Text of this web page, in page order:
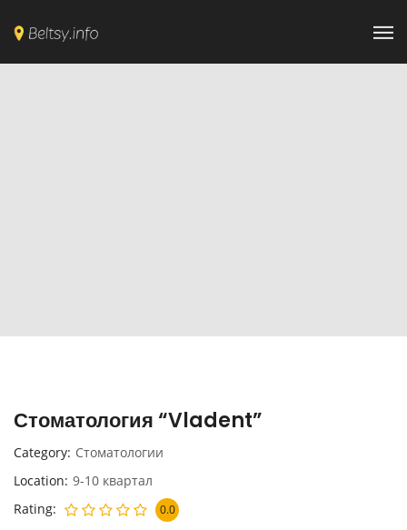
Стоматология “Vladent”
Category Стоматологии
Location 9-10 квартал
Rating
0.0